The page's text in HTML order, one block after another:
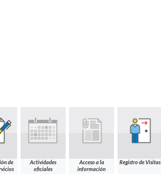
de
Actividades
oficiales
Acceso a la
información
Registro de Visitas